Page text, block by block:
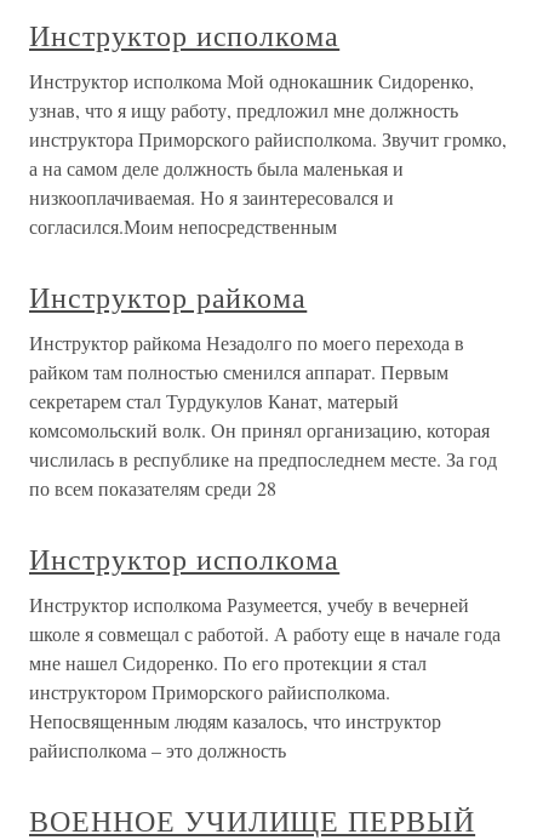
Инструктор исполкома
Инструктор исполкома Мой однокашник Сидоренко,
узнав, что я ищу работу, предложил мне должность
инструктора Приморского райисполкома. Звучит громко,
а на самом деле должность была маленькая и
низкооплачиваемая. Но я заинтересовался и
согласился.Моим непосредственным
Инструктор райкома
Инструктор райкома Незадолго по моего перехода в
райком там полностью сменился аппарат. Первым
секретарем стал Турдукулов Канат, матерый
комсомольский волк. Он принял организацию, которая
числилась в республике на предпоследнем месте. За год
по всем показателям среди 28
Инструктор исполкома
Инструктор исполкома Разумеется, учебу в вечерней
школе я совмещал с работой. А работу еще в начале года
мне нашел Сидоренко. По его протекции я стал
инструктором Приморского райисполкома.
Непосвященным людям казалось, что инструктор
райисполкома – это должность
ВОЕННОЕ УЧИЛИЩЕ ПЕРВЫЙ